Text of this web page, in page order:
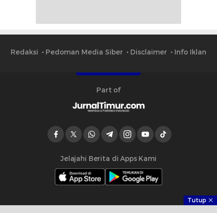
Redaksi Pedoman Media Siber Disclaimer Info Iklan
Part of
Jelajahi Berita di Apps Kami
Tutup